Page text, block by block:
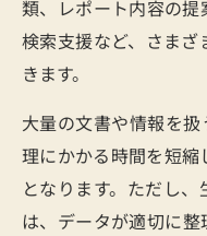
類、レポート内容の
検索支援など、さま
きます。
大量の文書や情報を
理にかかる時間を短
となります。ただし
は、データが適切に